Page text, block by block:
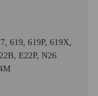
619, 619P, 619X,
E22P, N26